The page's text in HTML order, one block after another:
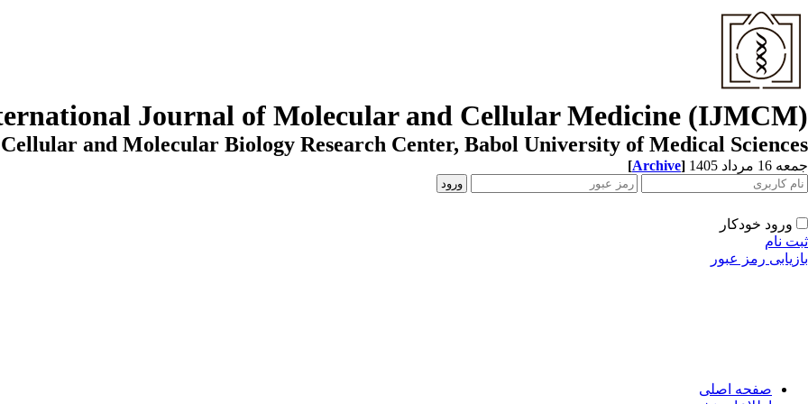
Journal of Molecular and Cellular Medicine (IJMCM)
Cellular and Molecular Biology Research Center, Babol University of Medical Sciences
جمعه 16 مرداد 1405 [Archive]
ورود خودکار
ثبت نام
بازیابی رمز عبور
صفحه اصلی